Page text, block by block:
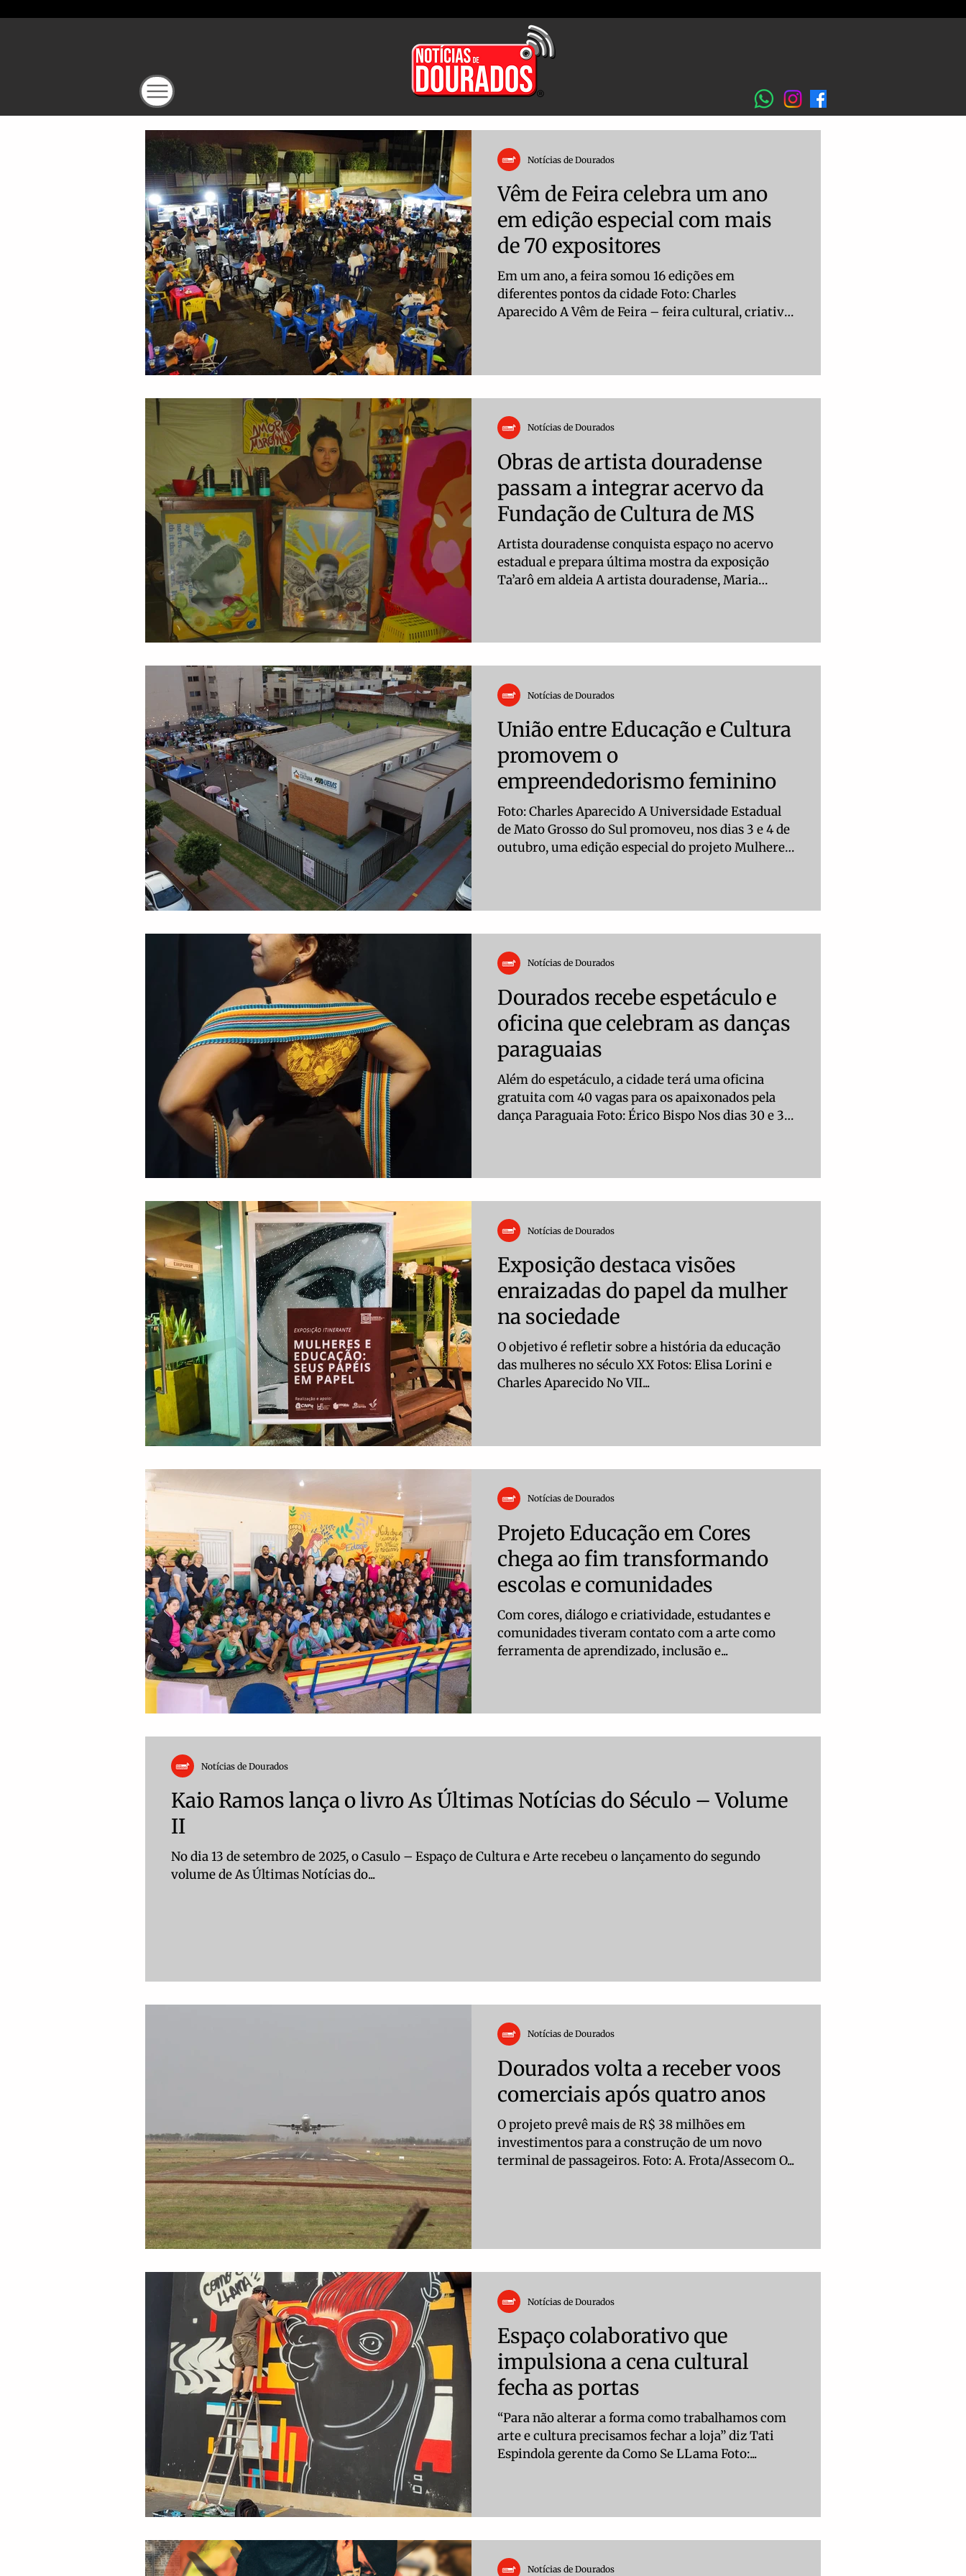
Vêm de Feira celebra um ano
em edição especial com mais
de 70 expositores
Em um ano, a feira somou 16 edições em
diferentes pontos da cidade Foto: Charles
Aparecido A Vêm de Feira – feira cultural, criativa
especialmente aqueles que, por algum motivo, não
eram aceitos em feiras maiores. Queríamos abrir
espaço para quem ficava de fora”, explica Aline
Kovacs, ideali
Notícias de Dourados
Obras de artista douradense
passam a integrar acervo da
Fundação de Cultura de MS
Artista douradense conquista espaço no acervo
estadual e prepara última mostra da exposição
Ta’arô em aldeia A artista douradense, Maria
Duas de suas obras passam agora a compor o
acervo de artes visuais da Fundação de Cultura de
Mato Grosso do Sul. Além dessa conquista, a
artista também
Notícias de Dourados
União entre Educação e Cultura
promovem o
empreendedorismo feminino
Foto: Charles Aparecido A Universidade Estadual
de Mato Grosso do Sul promoveu, nos dias 3 e 4 de
outubro, uma edição especial do projeto Mulheres
uma mesa-redonda com mulheres
empreendedoras locais, que compartilharam
experiências e histórias de sucesso. Já no segundo
dia, o destaque foi a Feira Criativa Mulhe
Notícias de Dourados
Dourados recebe espetáculo e
oficina que celebram as danças
paraguaias
Além do espetáculo, a cidade terá uma oficina
gratuita com 40 vagas para os apaixonados pela
dança Paraguaia Foto: Érico Bispo Nos dias 30 e 31
da apresentação, Ana também ministra uma
oficina gratuita de Danças Paraguaias no dia 25 de
outubro, das 14h às 18h, na Fadir/UFGD, com 40 v
Notícias de Dourados
Exposição destaca visões
enraizadas do papel da mulher
na sociedade
O objetivo é refletir sobre a história da educação
das mulheres no século XX Fotos: Elisa Lorini e
Charles Aparecido No VII...
Notícias de Dourados
Projeto Educação em Cores
chega ao fim transformando
escolas e comunidades
Com cores, diálogo e criatividade, estudantes e
comunidades tiveram contato com a arte como
ferramenta de aprendizado, inclusão e...
Notícias de Dourados
Kaio Ramos lança o livro As Últimas Notícias do Século – Volume
II
No dia 13 de setembro de 2025, o Casulo – Espaço de Cultura e Arte recebeu o lançamento do segundo
volume de As Últimas Notícias do...
Notícias de Dourados
Dourados volta a receber voos
comerciais após quatro anos
O projeto prevê mais de R$ 38 milhões em
investimentos para a construção de um novo
terminal de passageiros. Foto: A. Frota/Assecom O...
Notícias de Dourados
Espaço colaborativo que
impulsiona a cena cultural
fecha as portas
“Para não alterar a forma como trabalhamos com
arte e cultura precisamos fechar a loja” diz Tati
Espindola gerente da Como Se LLama Foto:...
Notícias de Dourados
Notícias de Dourados